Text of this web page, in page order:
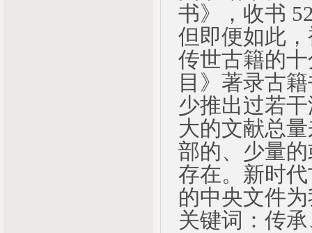
书》，收书
但即便如此
传世古籍的
目》著录古
少推出过若
大的文献总
部的、少量
存在。新时
的中央文件
关键词：传